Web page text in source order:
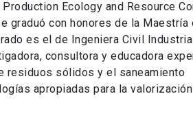
Ecology and Resource
graduó con honores de la Maestría
es el de Ingeniera Civil
consultora y educadora
residuos sólidos y el saneamiento
apropiadas para la